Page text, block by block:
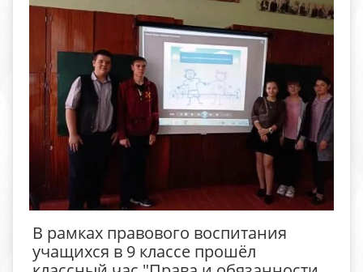
В рамках правового воспитания
учащихся в 9 классе прошёл